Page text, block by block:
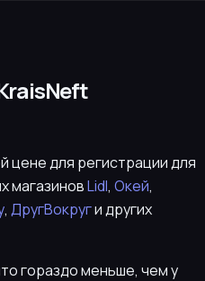
цене для регистрации для
магазиновLidl, Окей,
, ДругВокруги других
гораздо меньше, чем у